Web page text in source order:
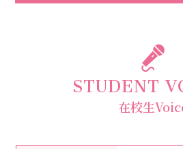
STUDENT
在校生